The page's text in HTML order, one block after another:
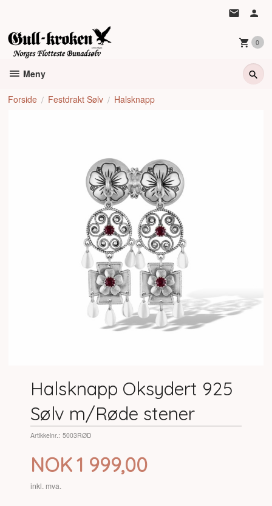
innholdet
0
Meny
Forside Festdrakt Sølv Halsknapp
Halsknapp Oksydert 925
Sølv m/Røde stener
Artikkelnr.: 5003RØD
Pris
NOK1 999,00
inkl. mva.